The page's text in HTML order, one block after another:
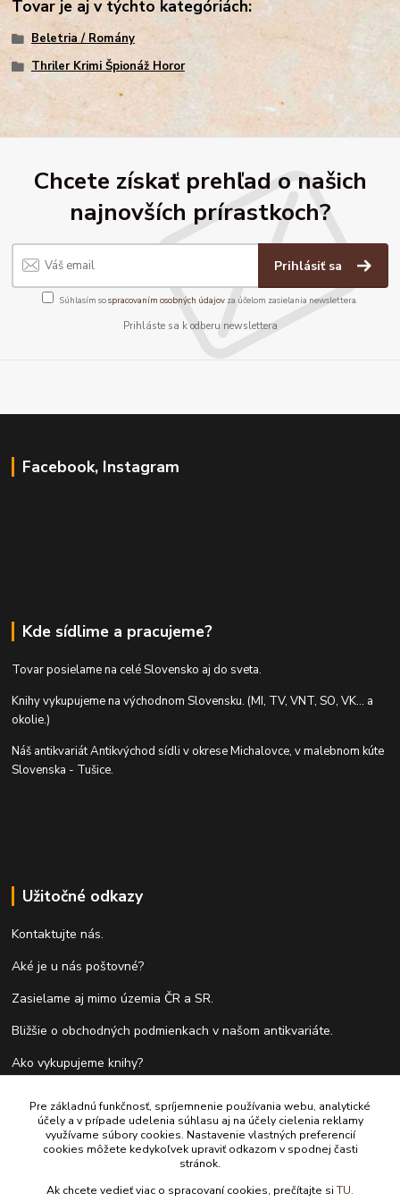
Tovar je aj v týchto kategóriách:
Beletria / Romány
Thriler Krimi Špionáž Horor
Chcete získať prehľad o našich
najnovších prírastkoch?
Prihlásiť sa
Súhlasím sospracovaním osobných údajov za účelom zasielania newslettera.
Prihláste sa k odberu newslettera
Facebook, Instagram
Kde sídlime a pracujeme?
Tovar posielame na celé Slovensko aj do sveta.
Knihy vykupujeme na východnom Slovensku. (MI, TV, VNT, SO, VK... a
okolie.)
Náš antikvariát Antikvýchod sídli v okrese Michalovce, v malebnom kúte
Slovenska - Tušice.
Užitočné odkazy
Kontaktujte nás.
Aké je u nás poštovné?
Zasielame aj mimo územia ČR a SR.
Bližšie o obchodných podmienkach v našom antikvariáte.
Ako vykupujeme knihy?
Kontakty
Antikvariát Antikvýchod
Pre základnú funkčnosť, spríjemnenie používania webu, analytické
účely a v prípade udelenia súhlasu aj na účely cielenia reklamy
využívame súbory cookies. Nastavenie vlastných preferencií
cookies môžete kedykoľvek upraviť odkazom v spodnej časti
stránok.
Ak chcete vedieť viac o spracovaní cookies, prečítajte siTU.